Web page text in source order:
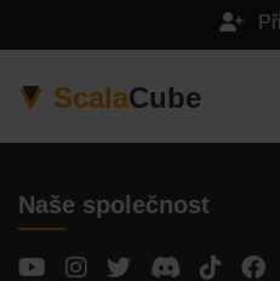
ScalaCube
Naše společnost